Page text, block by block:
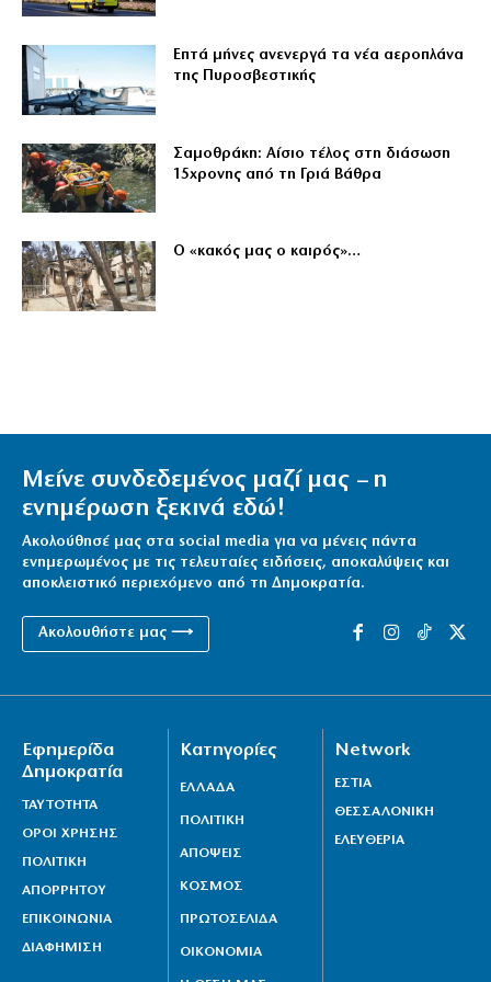
Επτά μήνες ανενεργά τα νέα αεροπλάνα
της Πυροσβεστικής
Σαμοθράκη: Αίσιο τέλος στη διάσωση
15χρονης από τη Γριά Βάθρα
Ο «κακός μας ο καιρός»…
Μείνε συνδεδεμένος μαζί μας – η
ενημέρωση ξεκινά εδώ!
Ακολούθησέ μας στα social media για να μένεις πάντα
ενημερωμένος με τις τελευταίες ειδήσεις, αποκαλύψεις και
αποκλειστικό περιεχόμενο από τη Δημοκρατία.
Ακολουθήστε μας ⟶
Εφημερίδα
Δημοκρατία
ΤΑΥΤΟΤΗΤΑ
ΟΡΟΙ ΧΡΗΣΗΣ
ΠΟΛΙΤΙΚΗ
ΑΠΟΡΡΗΤΟΥ
ΕΠΙΚΟΙΝΩΝΙΑ
ΔΙΑΦΗΜΙΣΗ
Κατηγορίες
ΕΛΛΑΔΑ
ΠΟΛΙΤΙΚΗ
ΑΠΟΨΕΙΣ
ΚΟΣΜΟΣ
ΠΡΩΤΟΣΕΛΙΔΑ
ΟΙΚΟΝΟΜΙΑ
Network
ΕΣΤΙΑ
ΘΕΣΣΑΛΟΝΙΚΗ
ΕΛΕΥΘΕΡΙΑ